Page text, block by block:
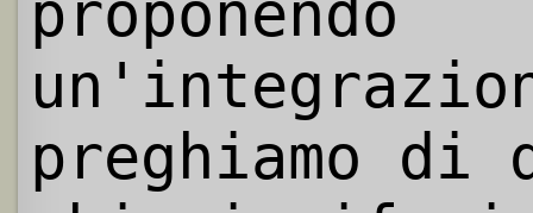
proponendo
preghiamo